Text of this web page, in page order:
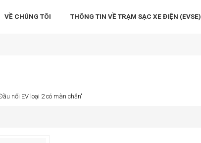
VỀ CHÚNG TÔI THÔNG TIN VỀ TRẠM SẠC XE ĐIỆN (EVSE)
nối EV loại 2 có màn chắn"